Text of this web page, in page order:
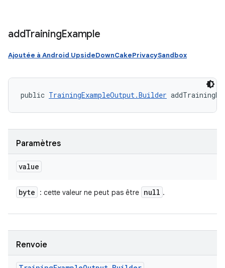
addTrainingExample
Ajoutée à Android UpsideDownCakePrivacySandbox
public TrainingExampleOutput.Builder
Paramètres
value
byte : cette valeur ne peut pas être null .
Renvoie